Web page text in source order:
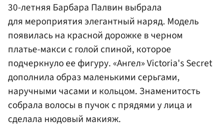
30-летняя Барбара Палвин выбрала
для мероприятия элегантный наряд. Модель
появилась на красной дорожке в черном
платье-макси с голой спиной, которое
подчеркнуло ее фигуру. «Ангел» Victoria's Secret
дополнила образ маленькими серьгами,
наручными часами и кольцом. Знаменитость
собрала волосы в пучок с прядями у лица и
сделала нюдовый макияж.